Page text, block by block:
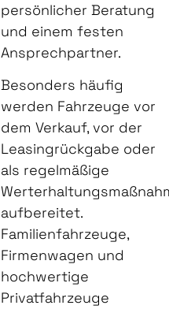
persönlicher Beratung
und einem festen
Ansprechpartner.
Besonders häufig
werden Fahrzeuge vor
dem Verkauf, vor der
Leasingrückgabe oder
als regelmäßige
aufbereitet.
Familienfahrzeuge,
Firmenwagen und
hochwertige
Privatfahrzeuge